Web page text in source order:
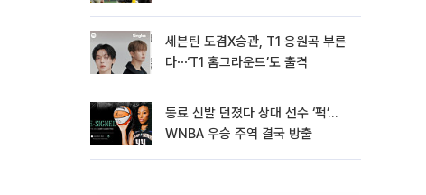
세븐틴 도겸X승관, T1 응원곡 부른
다⋯‘T1 홈그라운드’도 출격
동료 신발 던졌다 상대 선수 ‘퍽’…
WNBA 우승 주역 결국 방출